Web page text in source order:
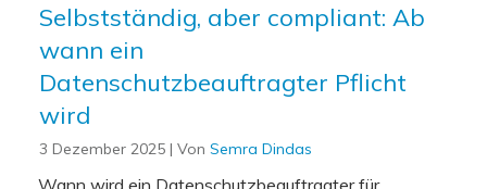
Selbstständig, aber compliant: Ab
wann ein
Datenschutzbeauftragter Pflicht
wird
3 Dezember 2025 | Von Semra Dindas
Wann wird ein Datenschutzbeauftragter für